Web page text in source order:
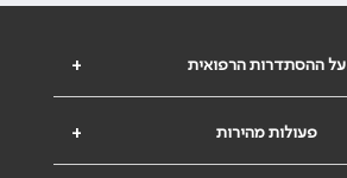
+ על ההסתדרות הרפואית
+ פעולות מהירות